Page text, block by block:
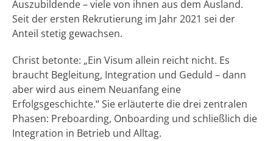
Auszubildende – viele von ihnen aus dem Ausland.
Seit der ersten Rekrutierung im Jahr 2021 sei der
Anteil stetig gewachsen.
Christ betonte: „Ein Visum allein reicht nicht. Es
braucht Begleitung, Integration und Geduld – dann
aber wird aus einem Neuanfang eine
Erfolgsgeschichte.“ Sie erläuterte die drei zentralen
Phasen: Preboarding, Onboarding und schließlich die
Integration in Betrieb und Alltag.